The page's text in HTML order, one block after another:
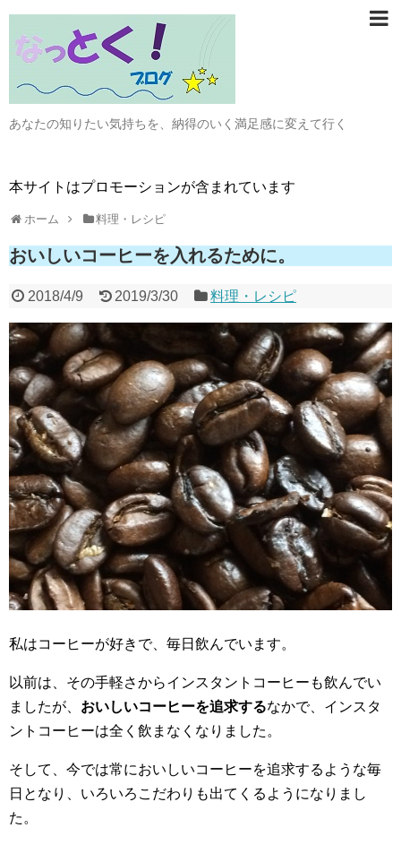
あなたの知りたい気持ちを、納得のいく満足感に変えて行く
本サイトはプロモーションが含まれています
ホーム 料理・レシピ
おいしいコーヒーを入れるために。
2018/4/9 2019/3/30 料理・レシピ
私はコーヒーが好きで、毎日飲んでいます。
以前は、その手軽さからインスタントコーヒーも飲んでい
ましたが、 おいしいコーヒーを追求するなかで、インスタ
ントコーヒーは全く飲まなくなりました。
そして、今では常においしいコーヒーを追求するような毎
日となり、いろいろこだわりも出てくるようになりまし
た。